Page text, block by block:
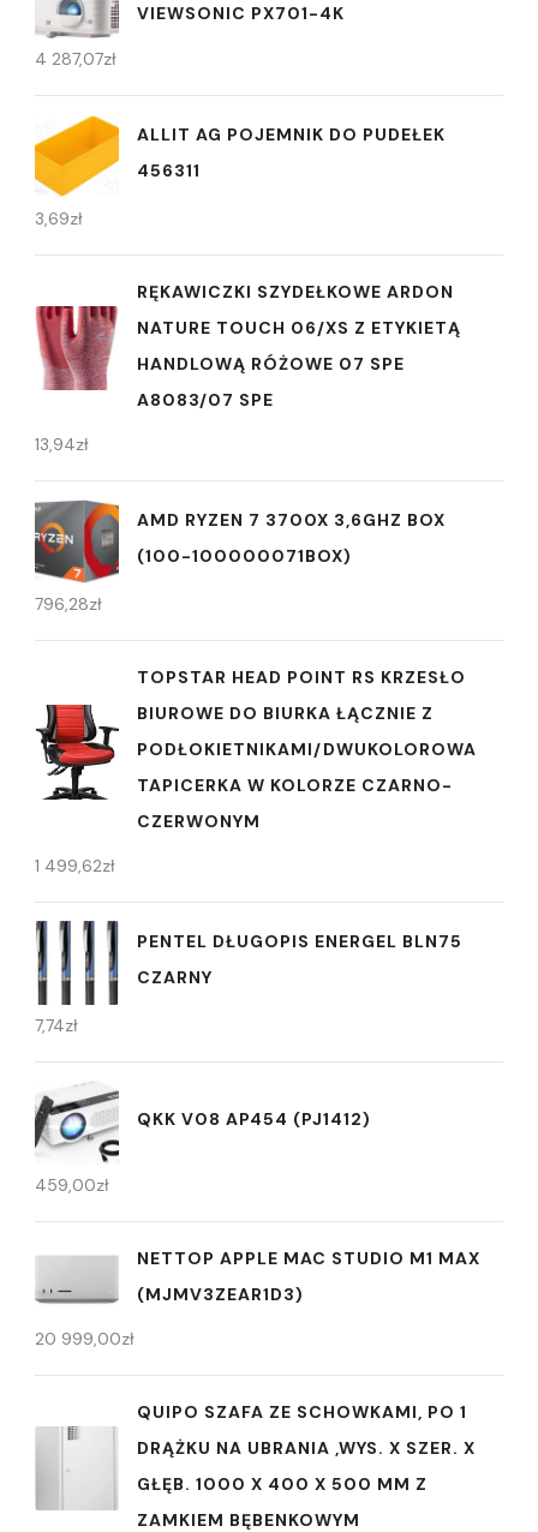
VIEWSONIC PX701-4K
4 287,07zł
ALLIT AG POJEMNIK DO PUDEŁEK
456311
3,69zł
RĘKAWICZKI SZYDEŁKOWE ARDON
NATURE TOUCH 06/XS Z ETYKIETĄ
HANDLOWĄ RÓŻOWE 07 SPE
A8083/07 SPE
13,94zł
AMD RYZEN 7 3700X 3,6GHZ BOX
(100-100000071BOX)
796,28zł
TOPSTAR HEAD POINT RS KRZESŁO
BIUROWE DO BIURKA ŁĄCZNIE Z
PODŁOKIETNIKAMI/DWUKOLOROWA
TAPICERKA W KOLORZE CZARNO-
CZERWONYM
1 499,62zł
PENTEL DŁUGOPIS ENERGEL BLN75
CZARNY
7,74zł
QKK V08 AP454 (PJ1412)
459,00zł
NETTOP APPLE MAC STUDIO M1 MAX
(MJMV3ZEAR1D3)
20 999,00zł
QUIPO SZAFA ZE SCHOWKAMI, PO 1
DRĄŻKU NA UBRANIA ,WYS. X SZER. X
GŁĘB. 1000 X 400 X 500 MM Z
ZAMKIEM BĘBENKOWYM